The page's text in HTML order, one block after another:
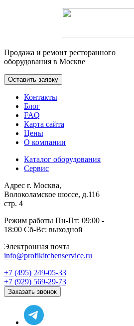
Продажа и ремонт ресторанного
оборудования в Москве
Оставить заявку
Контакты
Блог
FAQ
Карта сайта
Цены
О компании
Каталог оборудования
Сервис
Адрес г. Москва,
Волоколамское шоссе, д.116
стр. 4
Режим работы Пн-Пт: 09:00 -
18:00 Сб-Вс: выходной
Электронная почта
info@profikitchenservice.ru
+7 (495) 249-05-33
+7 (929) 569-29-73
Заказать звонок